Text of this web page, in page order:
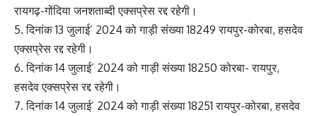
रायगढ़-गोंदिया जनशताब्दी एक्सप्रेस रद्द रहेगी।
5. दिनांक 13 जुलाई’ 2024 को गाड़ी संख्या 18249 रायपुर-कोरबा, हसदेव
एक्सप्रेस रद्द रहेगी।
6. दिनांक 14 जुलाई’ 2024 को गाड़ी संख्या 18250 कोरबा- रायपुर,
हसदेव एक्सप्रेस रद्द रहेगी।
7. दिनांक 14 जुलाई’ 2024 को गाड़ी संख्या 18251 रायपुर-कोरबा, हसदेव